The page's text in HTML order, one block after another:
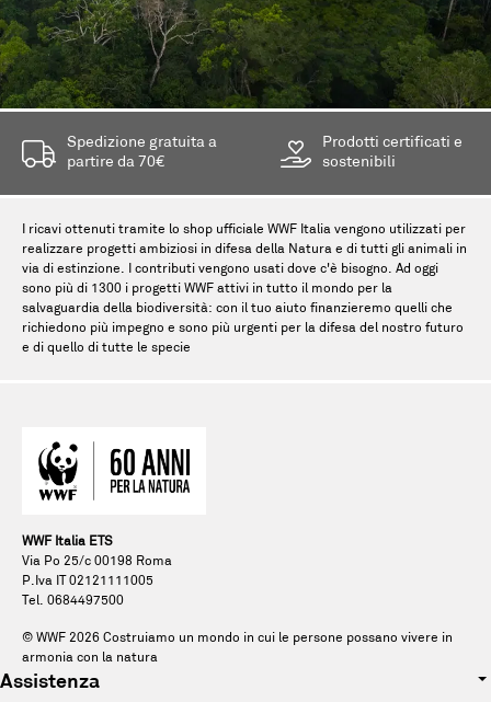
Spedizione gratuita a
partire da 70€
Prodotti certificati e
sostenibili
I ricavi ottenuti tramite lo shop ufficiale WWF Italia vengono utilizzati per
realizzare progetti ambiziosi in difesa della Natura e di tutti gli animali in
via di estinzione. I contributi vengono usati dove c'è bisogno. Ad oggi
sono più di 1300 i progetti WWF attivi in tutto il mondo per la
salvaguardia della biodiversità: con il tuo aiuto finanzieremo quelli che
richiedono più impegno e sono più urgenti per la difesa del nostro futuro
e di quello di tutte le specie
WWF Italia ETS
Via Po 25/c 00198 Roma
P.Iva IT 02121111005
Tel. 0684497500
© WWF 2026 Costruiamo un mondo in cui le persone possano vivere in
armonia con la natura
Assistenza